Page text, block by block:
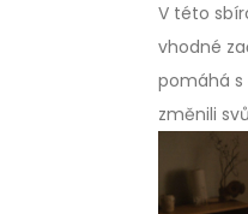
V této
vhodné
pomáhá s
změnili